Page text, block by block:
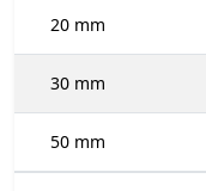
20 mm
30 mm
50 mm